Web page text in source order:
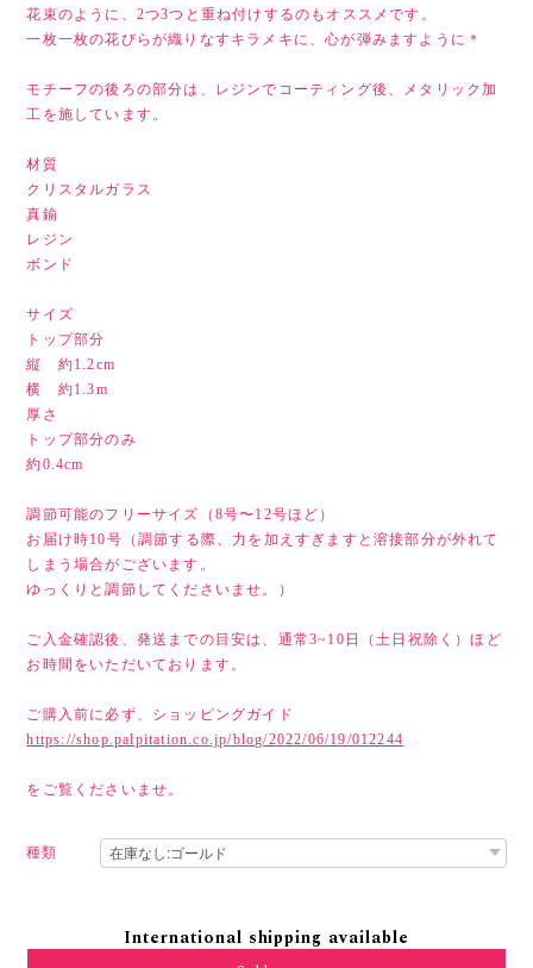
花束のように、2つ3つと重ね付けするのもオススメです。
一枚一枚の花びらが織りなすキラメキに、心が弾みますように＊
モチーフの後ろの部分は、レジンでコーティング後、メタリック加
工を施しています。
材質
クリスタルガラス
真鍮
レジン
ボンド
サイズ
トップ部分
縦 約1.2cm
横 約1.3m
厚さ
トップ部分のみ
約0.4cm
調節可能のフリーサイズ（8号〜12号ほど）
お届け時10号（調節する際、力を加えすぎますと溶接部分が外れて
しまう場合がございます。
ゆっくりと調節してくださいませ。）
ご入金確認後、発送までの目安は、通常3~10日（土日祝除く）ほど
お時間をいただいております。
ご購入前に必ず、ショッピングガイド
https://shop.palpitation.co.jp/blog/2022/06/19/012244
をご覧くださいませ。
種類
International shipping available